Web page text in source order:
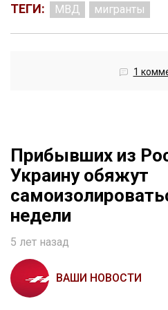
ТЕГИ: МВД мигранты
1
Прибывших из
Украину обяжут
недели
5 лет назад
ВАШИ НОВОСТИ